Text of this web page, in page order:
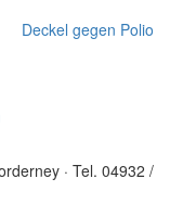
Deckel gegen Polio
· Tel. 04932 /